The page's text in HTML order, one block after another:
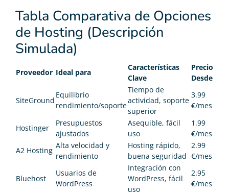
Tabla Comparativa de Opciones
de Hosting (Descripción
Simulada)
Proveedor Ideal para
Características
Clave
Precio
Desde
SiteGround
Equilibrio
rendimiento/soporte
Tiempo de
actividad, soporte
superior
3.99
€/mes
Hostinger
Presupuestos
ajustados
Asequible, fácil
uso
1.99
€/mes
A2 Hosting
Alta velocidad y
rendimiento
Hosting rápido,
buena seguridad
2.99
€/mes
Bluehost
Usuarios de
WordPress
Integración con
WordPress, fácil
uso
2.95
€/mes